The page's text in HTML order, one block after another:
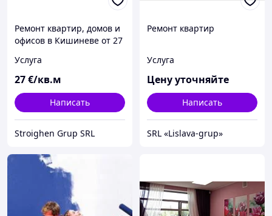
Ремонт квартир, домов и
офисов в Кишиневе от 27
Услуга
27€/кв.м
Написать
Stroighen Grup SRL
Ремонт квартир
Услуга
Цену уточняйте
Написать
SRL «Lislava-grup»